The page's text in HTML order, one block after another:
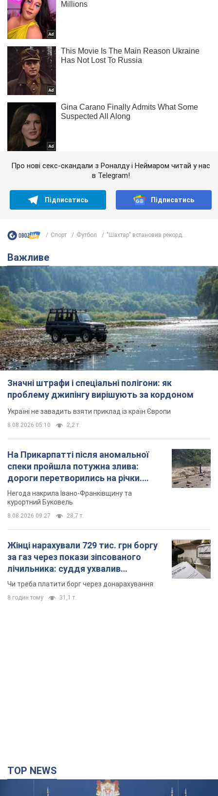
Про нові секс-скандали з Роналду і Неймаром читай у нас
в Telegram!
Підписатись Підписатись
Спорт Футбол "Шахтар" встановив рекорд...
Важливе
Значні штрафи і спеціальні полігони: як
проблему джипінгу вирішують за кордоном
Україні не завадить взяти приклад із країн Європи
8.08.2026 05:10 2,2 т.
На Прикарпатті після аномальної
спеки пройшла потужна злива:
дороги перетворились на річки.
Відео
Негода накрила Івано-Франківщину та
курортний Буковель
8.08.2026 09:27 28,7 т.
Жінці нарахували 729 тис. грн боргу
за газ через покази зіпсованого
лічильника: суддя ухвалив
неочікуване рішення
Чи треба платити борг через донарахування
8 годин тому 31,1 т.
TOP NEWS